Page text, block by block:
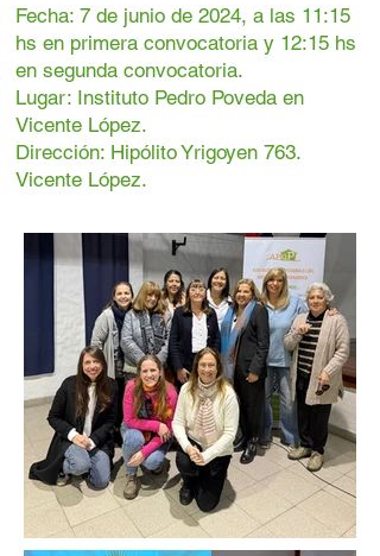
Fecha: 7 de junio de 2024, a las 11:15
hs en primera convocatoria y 12:15 hs
en segunda convocatoria.
Lugar: Instituto Pedro Poveda en
Vicente López.
Dirección: Hipólito Yrigoyen 763.
Vicente López.